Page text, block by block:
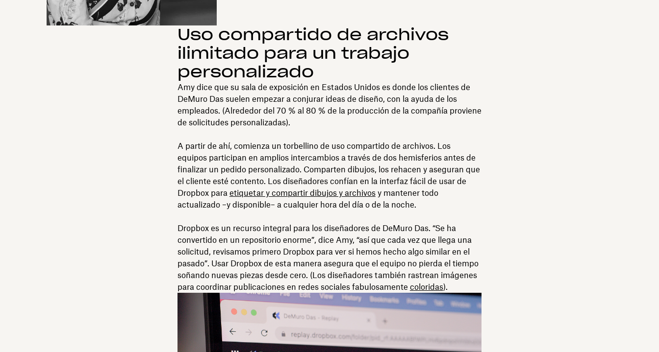
Uso compartido de archivos
ilimitado para un trabajo
personalizado
Amy dice que su sala de exposición en Estados Unidos es donde los clientes de
DeMuro Das suelen empezar a conjurar ideas de diseño, con la ayuda de los
empleados. (Alrededor del 70 % al 80 % de la producción de la compañía proviene
de solicitudes personalizadas).
A partir de ahí, comienza un torbellino de uso compartido de archivos. Los
equipos participan en amplios intercambios a través de dos hemisferios antes de
finalizar un pedido personalizado. Comparten dibujos, los rehacen y aseguran que
el cliente esté contento. Los diseñadores confían en la interfaz fácil de usar de
Dropbox para etiquetar y compartir dibujos y archivosy mantener todo
actualizado –y disponible– a cualquier hora del día o de la noche.
Dropbox es un recurso integral para los diseñadores de DeMuro Das. “Se ha
convertido en un repositorio enorme”, dice Amy, “así que cada vez que llega una
solicitud, revisamos primero Dropbox para ver si hemos hecho algo similar en el
pasado”. Usar Dropbox de esta manera asegura que el equipo no pierda el tiempo
soñando nuevas piezas desde cero. (Los diseñadores también rastrean imágenes
para coordinar publicaciones en redes sociales fabulosamente coloridas).